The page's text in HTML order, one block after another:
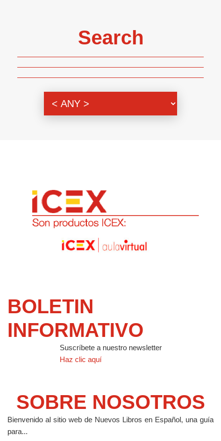
Search
BOLETIN
INFORMATIVO
Suscríbete a nuestro newsletter
Haz clic aquí
SOBRE NOSOTROS
Bienvenido al sitio web de Nuevos Libros en Español, una guía
para...